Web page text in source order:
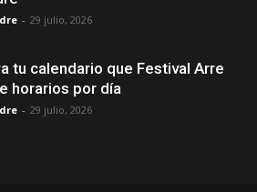
- 29 julio, 2026
tu calendario que Festival Arre
horarios por día
- 29 julio, 2026